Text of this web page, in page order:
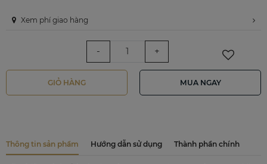
Xem phí giao hàng
- +
GIỎ HÀNG MUA NGAY
Thông tin sản phẩm Hướng dẫn sử dụng Thành phần chính